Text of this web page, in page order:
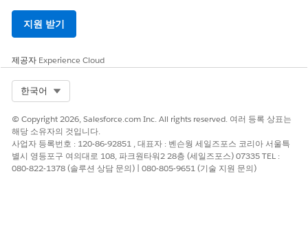
지원 받기
제공자 Experience Cloud
한국어
© Copyright 2026, Salesforce.com Inc. All rights reserved. 여러 등록 상표는
해당 소유자의 것입니다.
사업자 등록번호 : 120-86-92851 , 대표자 : 벤슨웡 세일즈포스 코리아 서울특
별시 영등포구 여의대로 108, 파크원타워2 28층 (세일즈포스) 07335 TEL :
080-822-1378 (솔루션 상담 문의) | 080-805-9651 (기술 지원 문의)